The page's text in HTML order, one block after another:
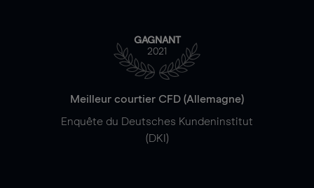
GAGNANT
2021
Meilleur courtier CFD (Allemagne)
Enquête du Deutsches Kundeninstitut
(DKI)